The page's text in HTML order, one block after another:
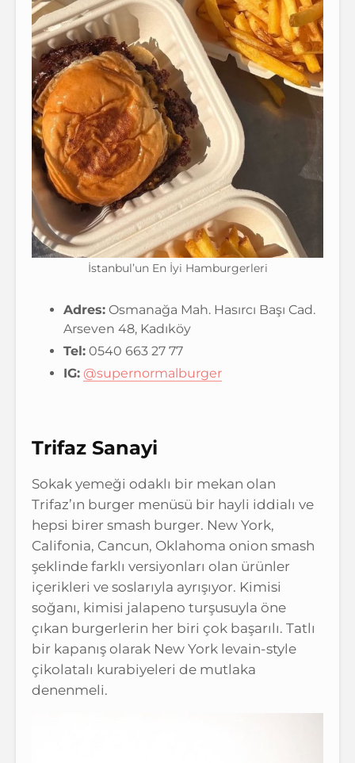
İstanbul’un En İyi Hamburgerleri
Adres: Osmanağa Mah. Hasırcı Başı Cad.
Arseven 48, Kadıköy
Tel: 0540 663 27 77
IG: @supernormalburger
Trifaz Sanayi
Sokak yemeği odaklı bir mekan olan
Trifaz’ın burger menüsü bir hayli iddialı ve
hepsi birer smash burger. New York,
Califonia, Cancun, Oklahoma onion smash
şeklinde farklı versiyonları olan ürünler
içerikleri ve soslarıyla ayrışıyor. Kimisi
soğanı, kimisi jalapeno turşusuyla öne
çıkan burgerlerin her biri çok başarılı. Tatlı
bir kapanış olarak New York levain-style
çikolatalı kurabiyeleri de mutlaka
denenmeli.